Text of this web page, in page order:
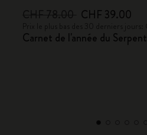
CHF 39.00
Carnet de l'année du Serpent